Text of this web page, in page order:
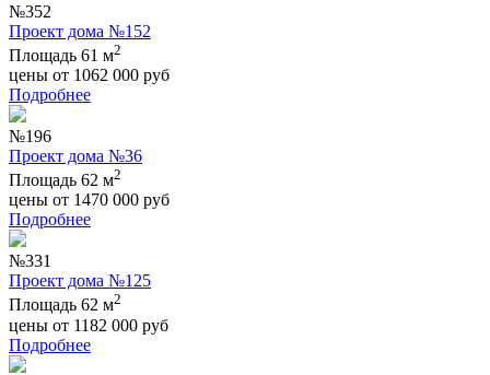
№352
Проект дома №152
Площадь 61 м2
цены от 1062 000 руб
Подробнее
№196
Проект дома №36
Площадь 62 м2
цены от 1470 000 руб
Подробнее
№331
Проект дома №125
Площадь 62 м2
цены от 1182 000 руб
Подробнее